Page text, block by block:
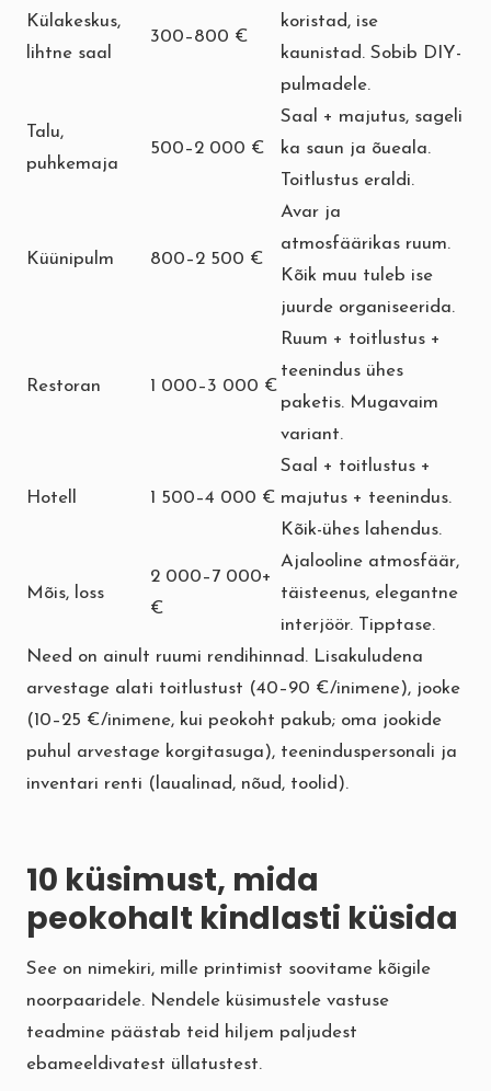
Külakeskus,
lihtne saal
300–800 €
koristad, ise
kaunistad. Sobib DIY-
pulmadele.
Talu,
puhkemaja
500–2 000 €
Saal + majutus, sageli
ka saun ja õueala.
Toitlustus eraldi.
Küünipulm 800–2 500 €
Avar ja
atmosfäärikas ruum.
Kõik muu tuleb ise
juurde organiseerida.
Restoran 1 000–3 000 €
Ruum + toitlustus +
teenindus ühes
paketis. Mugavaim
variant.
Hotell 1 500–4 000 €
Saal + toitlustus +
majutus + teenindus.
Kõik-ühes lahendus.
Mõis, loss
2 000–7 000+
€
Ajalooline atmosfäär,
täisteenus, elegantne
interjöör. Tipptase.
Need on ainult ruumi rendihinnad. Lisakuludena
arvestage alati toitlustust (40–90 €/inimene), jooke
(10–25 €/inimene, kui peokoht pakub; oma jookide
puhul arvestage korgitasuga), teeninduspersonali ja
inventari renti (laualinad, nõud, toolid).
10 küsimust, mida
peokohalt kindlasti küsida
See on nimekiri, mille printimist soovitame kõigile
noorpaaridele. Nendele küsimustele vastuse
teadmine päästab teid hiljem paljudest
ebameeldivatest üllatustest.